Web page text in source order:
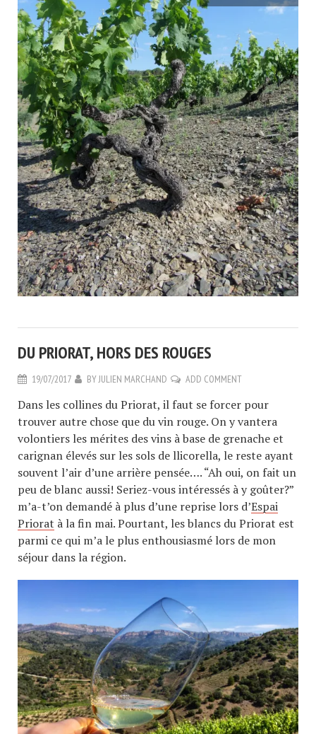
DU PRIORAT, HORS DES ROUGES
19/07/2017 BYJULIEN MARCHAND ADD COMMENT
Dans les collines du Priorat, il faut se forcer pour
trouver autre chose que du vin rouge. On y vantera
volontiers les mérites des vins à base de grenache et
carignan élevés sur les sols de llicorella, le reste ayant
souvent l’air d’une arrière pensée…. “Ah oui, on fait un
peu de blanc aussi! Seriez-vous intéressés à y goûter?”
m’a-t’on demandé à plus d’une reprise lors d’Espai
Priorat à la fin mai. Pourtant, les blancs du Priorat est
parmi ce qui m’a le plus enthousiasmé lors de mon
séjour dans la région.